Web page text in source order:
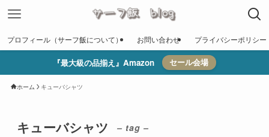
プロフィール（サーフ飯について） お問い合わせ プライバシーポリシー
『最大級の品揃え』Amazon セール会場
ホーム キューバシャツ
キューバシャツ – tag –